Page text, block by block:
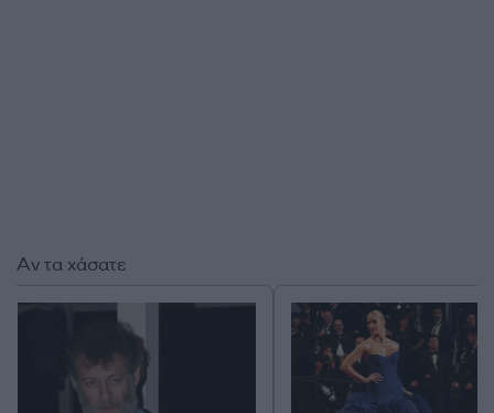
Αν τα χάσατε